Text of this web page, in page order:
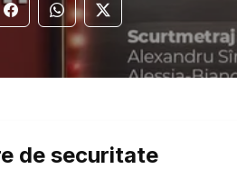
de securitate